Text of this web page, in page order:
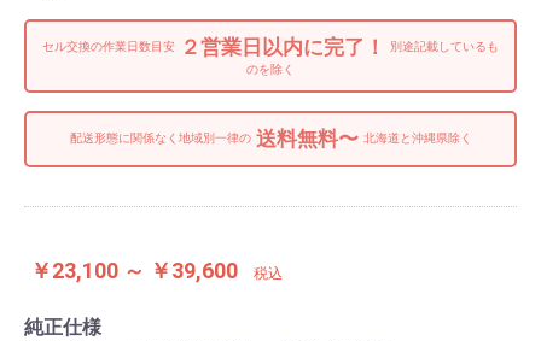
セル交換の作業日数目安 ２営業日以内に完了！
別途記載しているも
のを除く
配送形態に関係なく地域別一律の送料無料〜 北海道と沖縄県除く
￥23,100 ～ ￥39,600 税込
純正仕様